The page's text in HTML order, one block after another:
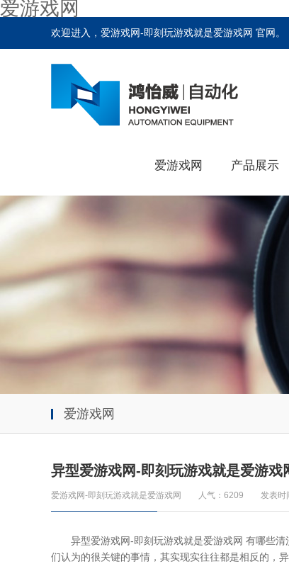
爱游戏网
欢迎进入，爱游戏网-即刻玩游戏就是爱游戏网 官网。
爱游戏网 产品展示
爱游戏网
异型爱游戏网-即刻玩游戏就是爱游戏
爱游戏网-即刻玩游戏就是爱游戏网 人气：6209 发表时
异型爱游戏网-即刻玩游戏就是爱游戏网 有哪些清
们认为的很关键的事情，其实现实往往都是相反的，